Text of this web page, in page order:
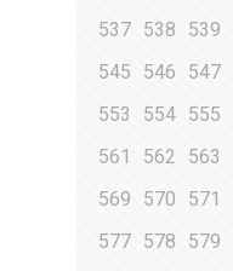
537 538 539
545
546 547
553
554 555
561
562 563
569
570 571
577 578 579